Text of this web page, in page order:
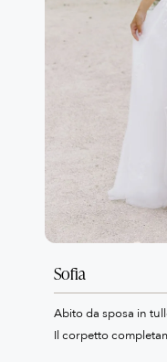
Sofia
Abito da sposa in
Il corpetto